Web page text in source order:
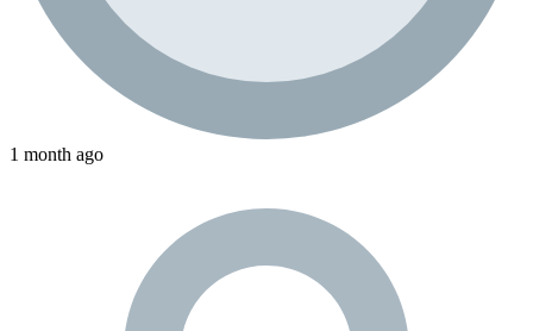
1 month ago